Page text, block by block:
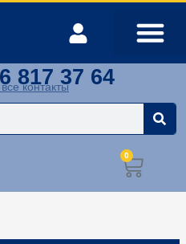
817 37 64
контакты
0